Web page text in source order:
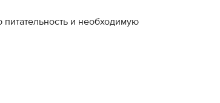
и необходимую